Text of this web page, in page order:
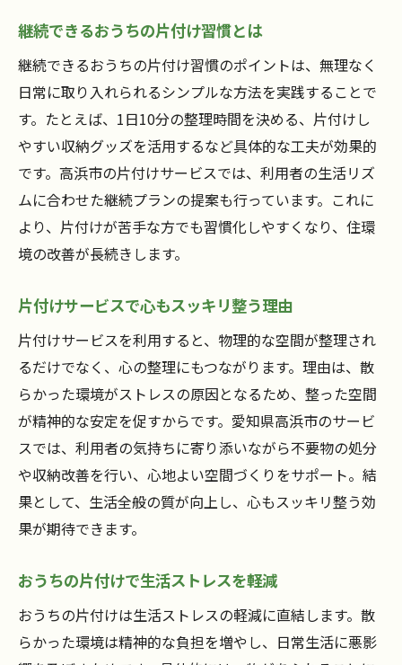
継続できるおうちの片付け習慣とは
継続できるおうちの片付け習慣のポイントは、無理なく
日常に取り入れられるシンプルな方法を実践することで
す。たとえば、1日10分の整理時間を決める、片付けし
やすい収納グッズを活用するなど具体的な工夫が効果的
です。高浜市の片付けサービスでは、利用者の生活リズ
ムに合わせた継続プランの提案も行っています。これに
より、片付けが苦手な方でも習慣化しやすくなり、住環
境の改善が長続きします。
片付けサービスで心もスッキリ整う理由
片付けサービスを利用すると、物理的な空間が整理され
るだけでなく、心の整理にもつながります。理由は、散
らかった環境がストレスの原因となるため、整った空間
が精神的な安定を促すからです。愛知県高浜市のサービ
スでは、利用者の気持ちに寄り添いながら不要物の処分
や収納改善を行い、心地よい空間づくりをサポート。結
果として、生活全般の質が向上し、心もスッキリ整う効
果が期待できます。
おうちの片付けで生活ストレスを軽減
おうちの片付けは生活ストレスの軽減に直結します。散
らかった環境は精神的な負担を増やし、日常生活に悪影